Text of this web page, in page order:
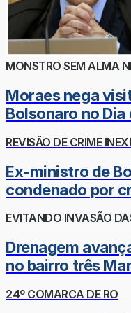
MONSTRO SEM ALMA
Moraes nega
Bolsonaro no Dia
REVISÃO DE CRIME
Ex-ministro de
condenado por
EVITANDO INVASÃO
Drenagem
no bairro três
24º COMARCA DE RO